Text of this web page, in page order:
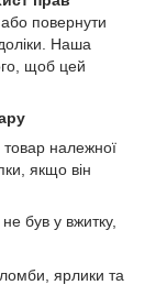
повернути
Наша
щоб цей
належної
якщо він
був у вжитку,
ярлики та